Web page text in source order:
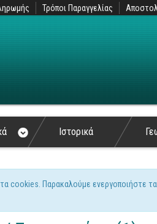
Τρόποι Παραγγελίας
Ιστορικά
cookies. Παρακαλούμε ενεργοποιήστε